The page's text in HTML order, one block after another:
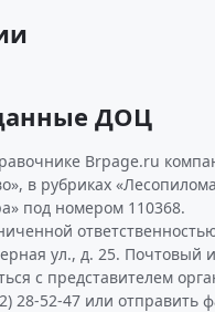
ДОЦ
Brpage.ru
в рубриках
под номером 110368.
ул., д. 25. Почтовый
с представителем
28-52-47 или отправить